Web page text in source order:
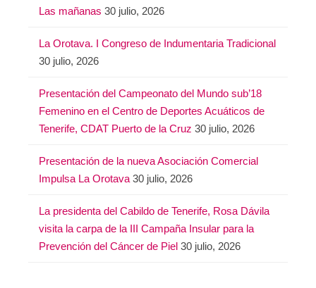
Las mañanas 30 julio, 2026
La Orotava. I Congreso de Indumentaria Tradicional
30 julio, 2026
Presentación del Campeonato del Mundo sub’18
Femenino en el Centro de Deportes Acuáticos de
Tenerife, CDAT Puerto de la Cruz 30 julio, 2026
Presentación de la nueva Asociación Comercial
Impulsa La Orotava 30 julio, 2026
La presidenta del Cabildo de Tenerife, Rosa Dávila
visita la carpa de la III Campaña Insular para la
Prevención del Cáncer de Piel 30 julio, 2026